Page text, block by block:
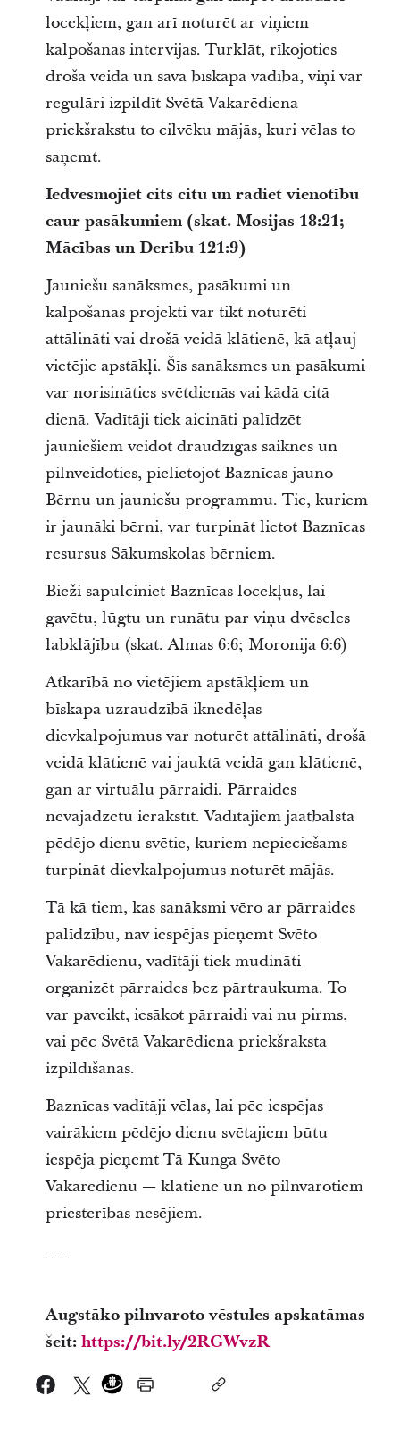
locekļiem, gan arī noturēt ar viņiem
kalpošanas intervijas. Turklāt, rīkojoties
drošā veidā un sava bīskapa vadībā, viņi var
regulāri izpildīt Svētā Vakarēdiena
priekšrakstu to cilvēku mājās, kuri vēlas to
saņemt.
Iedvesmojiet cits citu un radiet vienotību
caur pasākumiem (skat. Mosijas 18:21;
Mācības un Derību 121:9)
Jauniešu sanāksmes, pasākumi un
kalpošanas projekti var tikt noturēti
attālināti vai drošā veidā klātienē, kā atļauj
vietējie apstākļi. Šīs sanāksmes un pasākumi
var norisināties svētdienās vai kādā citā
dienā. Vadītāji tiek aicināti palīdzēt
jauniešiem veidot draudzīgas saiknes un
pilnveidoties, pielietojot Baznīcas jauno
Bērnu un jauniešu programmu. Tie, kuriem
ir jaunāki bērni, var turpināt lietot Baznīcas
resursus Sākumskolas bērniem.
Bieži sapulciniet Baznīcas locekļus, lai
gavētu, lūgtu un runātu par viņu dvēseles
labklājību (skat. Almas 6:6; Moronija 6:6)
Atkarībā no vietējiem apstākļiem un
bīskapa uzraudzībā iknedēļas
dievkalpojumus var noturēt attālināti, drošā
veidā klātienē vai jauktā veidā gan klātienē,
gan ar virtuālu pārraidi. Pārraides
nevajadzētu ierakstīt. Vadītājiem jāatbalsta
pēdējo dienu svētie, kuriem nepieciešams
turpināt dievkalpojumus noturēt mājās.
Tā kā tiem, kas sanāksmi vēro ar pārraides
palīdzību, nav iespējas pieņemt Svēto
Vakarēdienu, vadītāji tiek mudināti
organizēt pārraides bez pārtraukuma. To
var paveikt, iesākot pārraidi vai nu pirms,
vai pēc Svētā Vakarēdiena priekšraksta
izpildīšanas.
Baznīcas vadītāji vēlas, lai pēc iespējas
vairākiem pēdējo dienu svētajiem būtu
iespēja pieņemt Tā Kunga Svēto
Vakarēdienu — klātienē un no pilnvarotiem
priesterības nesējiem.
Augstāko pilnvaroto vēstules apskatāmas
šeit: https://bit.ly/2RGWvzR